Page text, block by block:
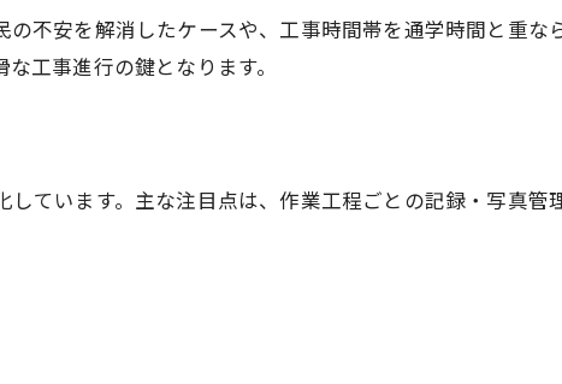
不安を解消したケースや、工事時間帯を通学時間と重な
工事進行の鍵となります。
ています。主な注目点は、作業工程ごとの記録・写真管